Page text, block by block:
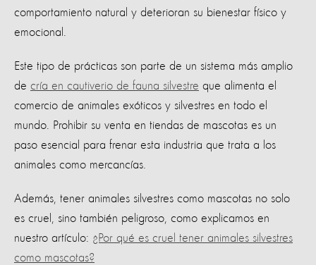
comportamiento natural y deterioran su bienestar físico y
emocional.
Este tipo de prácticas son parte de un sistema más amplio
de cría en cautiverio de fauna silvestre que alimenta el
comercio de animales exóticos y silvestres en todo el
mundo. Prohibir su venta en tiendas de mascotas es un
paso esencial para frenar esta industria que trata a los
animales como mercancías.
Además, tener animales silvestres como mascotas no solo
es cruel, sino también peligroso, como explicamos en
nuestro artículo: ¿Por qué es cruel tener animales silvestres
como mascotas?